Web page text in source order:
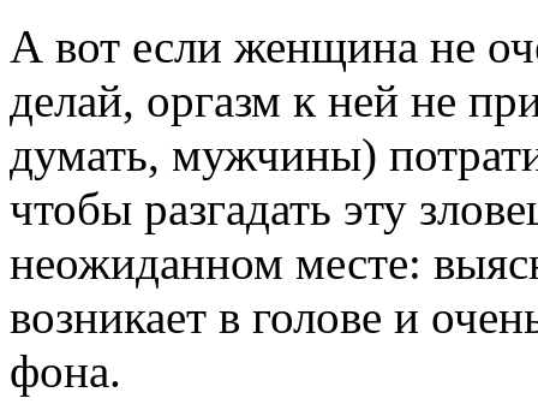
А вот если женщина не
делай, оргазм к ней не
думать, мужчины)
чтобы разгадать эту
неожиданном месте:
возникает в голове и
фона.